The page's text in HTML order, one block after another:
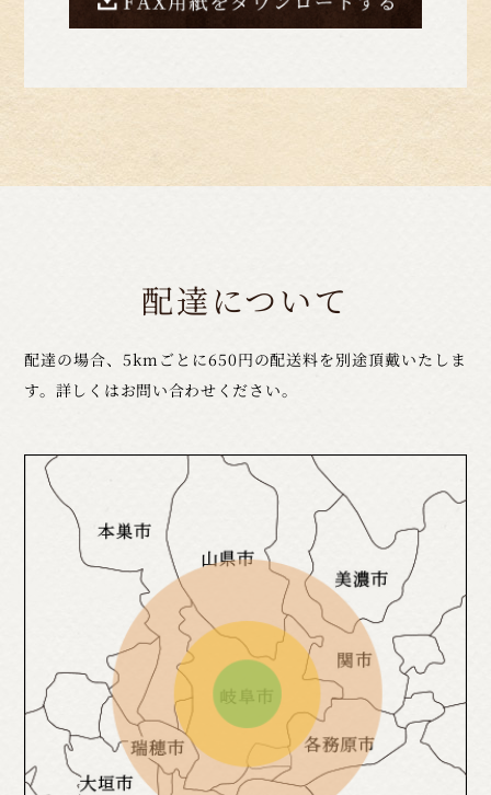
配達について
配達の場合、5kmごとに650円の配送料を別途頂戴いたしま
す。詳しくはお問い合わせください。